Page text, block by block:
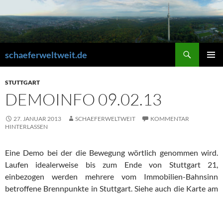
Inhalt
springen
schaeferweltweit.de
STUTTGART
DEMOINFO 09.02.13
27. JANUAR 2013 SCHAEFERWELTWEIT
KOMMENTAR
HINTERLASSEN
Eine Demo bei der die Bewegung wörtlich genommen wird.
Laufen idealerweise bis zum Ende von Stuttgart 21,
einbezogen werden mehrere vom Immobilien-Bahnsinn
betroffene Brennpunkte in Stuttgart. Siehe auch die Karte am